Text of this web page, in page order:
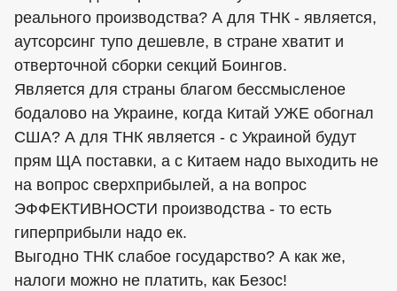
реального производства? А для ТНК - является,
аутсорсинг тупо дешевле, в стране хватит и
отверточной сборки секций Боингов.
Является для страны благом бессмысленое
бодалово на Украине, когда Китай УЖЕ обогнал
США? А для ТНК является - с Украиной будут
прям ЩА поставки, а с Китаем надо выходить не
на вопрос сверхприбылей, а на вопрос
ЭФФЕКТИВНОСТИ производства - то есть
гиперприбыли надо ек.
Выгодно ТНК слабое государство? А как же,
налоги можно не платить, как Безос!